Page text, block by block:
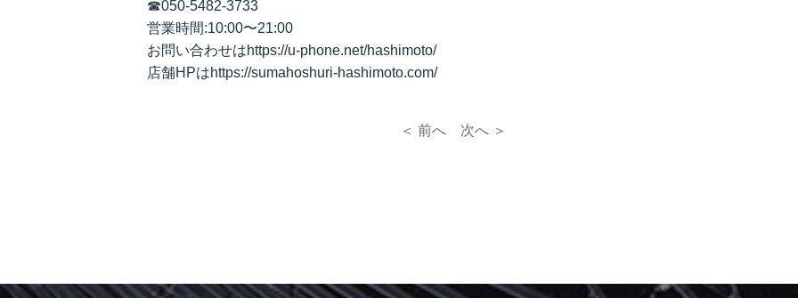
☎050-5482-3733
営業時間:10:00〜21:00
お問い合わせはhttps://u-phone.net/hashimoto/
店舗HPはhttps://sumahoshuri-hashimoto.com/
＜ 前へ 次へ ＞